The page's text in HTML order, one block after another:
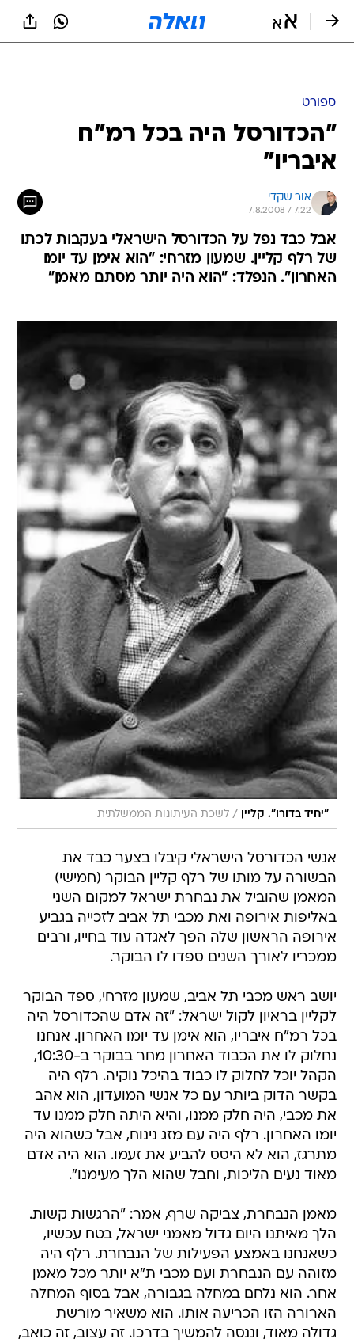
ספורט
"הכדורסל היה בכל רמ"ח
איבריו"
אור שקדי
7.8.2008 / 7:22
אבל כבד נפל על הכדורסל הישראלי בעקבות לכתו
של רלף קליין. שמעון מזרחי: "הוא אימן עד יומו
האחרון". הנפלד: "הוא היה יותר מסתם מאמן"
"יחיד בדורו". קליין / לשכת העיתונות הממשלתית
אנשי הכדורסל הישראלי קיבלו בצער כבד את
הבשורה על מותו של רלף קליין הבוקר (חמישי)
המאמן שהוביל את נבחרת ישראל למקום השני
באליפות אירופה ואת מכבי תל אביב לזכייה בגביע
אירופה הראשון שלה הפך לאגדה עוד בחייו, ורבים
ממכריו לאורך השנים ספדו לו הבוקר.
יושב ראש מכבי תל אביב, שמעון מזרחי, ספד הבוקר
לקליין בראיון לקול ישראל: "זה אדם שהכדורסל היה
בכל רמ"ח איבריו, הוא אימן עד יומו האחרון. אנחנו
נחלוק לו את הכבוד האחרון מחר בבוקר ב-10:30,
הקהל יוכל לחלוק לו כבוד בהיכל נוקיה. רלף היה
בקשר הדוק ביותר עם כל אנשי המועדון, הוא אהב
את מכבי, היה חלק ממנו, והיא היתה חלק ממנו עד
יומו האחרון. רלף היה עם מזג נינוח, אבל כשהוא היה
מתרגז, הוא לא היסס להביע את זעמו. הוא היה אדם
מאוד נעים הליכות, וחבל שהוא הלך מעימנו".
מאמן הנבחרת, צביקה שרף, אמר: "הרגשות קשות.
הלך מאיתנו היום גדול מאמני ישראל, בטח עכשיו,
כשאנחנו באמצע הפעילות של הנבחרת. רלף היה
מזוהה עם הנבחרת ועם מכבי ת"א יותר מכל מאמן
אחר. הוא נלחם במחלה בגבורה, אבל בסוף המחלה
הארורה הזו הכריעה אותו. הוא משאיר מורשת
גדולה מאוד, וננסה להמשיך בדרכו. זה עצוב, זה כואב,